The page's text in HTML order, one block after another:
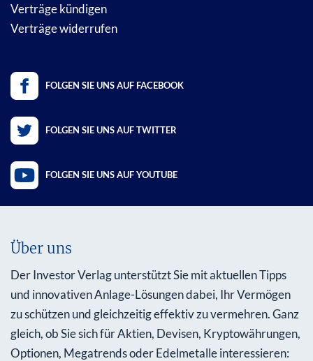
Verträge kündigen
Verträge widerrufen
FOLGEN SIE UNS AUF FACEBOOK
FOLGEN SIE UNS AUF TWITTER
FOLGEN SIE UNS AUF YOUTUBE
Über uns
Der Investor Verlag unterstützt Sie mit aktuellen Tipps
und innovativen Anlage-Lösungen dabei, Ihr Vermögen
zu schützen und gleichzeitig effektiv zu vermehren. Ganz
gleich, ob Sie sich für Aktien, Devisen, Kryptowährungen,
Optionen, Megatrends oder Edelmetalle interessieren: